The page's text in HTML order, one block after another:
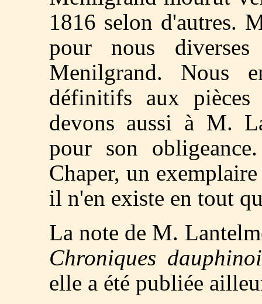
1816 selon d'autres.
pour nous
Menilgrand. Nous
définitifs aux
devons aussi à M.
pour son
Chaper, un
il n'en existe en tout
La note de M.
Chroniques
elle a été publiée